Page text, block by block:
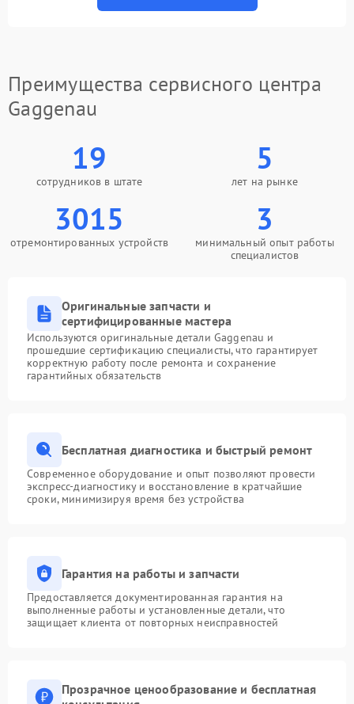
Преимущества сервисного центра
Gaggenau
19
сотрудников в штате
5
лет на рынке
3015
отремонтированных устройств
3
минимальный опыт работы
специалистов
Оригинальные запчасти и
сертифицированные мастера
Используются оригинальные детали Gaggenau и
прошедшие сертификацию специалисты, что гарантирует
корректную работу после ремонта и сохранение
гарантийных обязательств
Бесплатная диагностика и быстрый ремонт
Современное оборудование и опыт позволяют провести
экспресс-диагностику и восстановление в кратчайшие
сроки, минимизируя время без устройства
Гарантия на работы и запчасти
Предоставляется документированная гарантия на
выполненные работы и установленные детали, что
защищает клиента от повторных неисправностей
Прозрачное ценообразование и бесплатная